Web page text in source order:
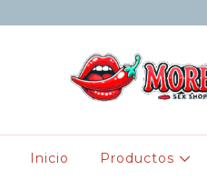
Inicio Productos